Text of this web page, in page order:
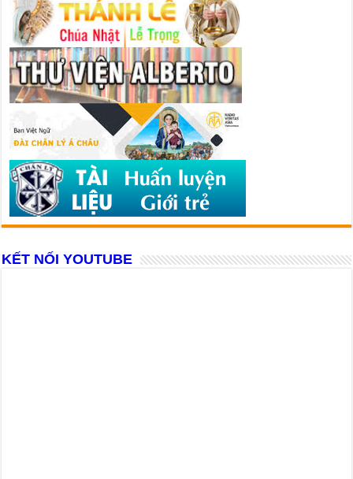
KẾT NỐI YOUTUBE